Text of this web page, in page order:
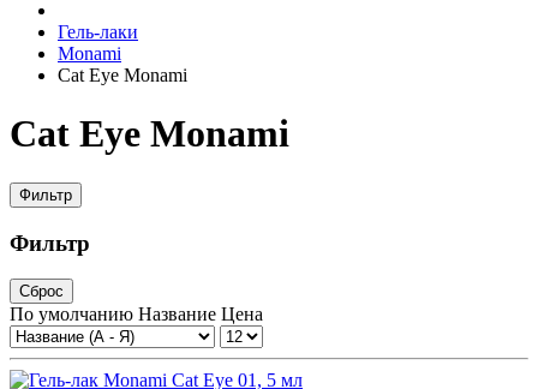
Гель-лаки
Monami
Cat Eye Monami
Cat Eye Monami
Фильтр
Фильтр
Сброс
По умолчанию Название Цена